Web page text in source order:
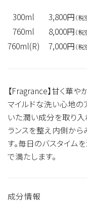
300ml 3,800円（税
760ml 8,000円（税
760ml(R) 7,000円（税
【Fragrance】甘く華や
マイルドな洗い心地の
いた潤い成分を取り入
ランスを整え内側から
す。毎日のバスタイム
で満たします。
成分情報